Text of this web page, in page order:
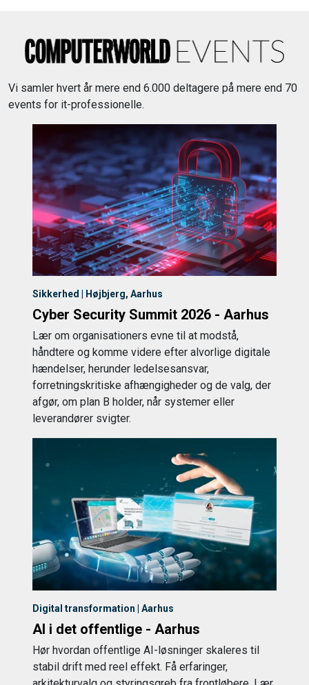
Vi samler hvert år mere end 6.000 deltagere på mere end 70
events for it-professionelle.
Sikkerhed | Højbjerg, Aarhus
Cyber Security Summit 2026 - Aarhus
Lær om organisationers evne til at modstå,
håndtere og komme videre efter alvorlige digitale
hændelser, herunder ledelsesansvar,
forretningskritiske afhængigheder og de valg, der
afgør, om plan B holder, når systemer eller
leverandører svigter.
Digital transformation | Aarhus
AI i det offentlige - Aarhus
Hør hvordan offentlige AI-løsninger skaleres til
stabil drift med reel effekt. Få erfaringer,